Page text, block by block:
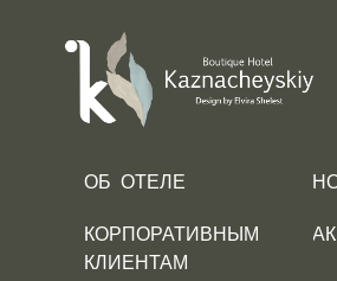
ОБ ОТЕЛЕ
КОРПОРАТИВНЫМ
КЛИЕНТАМ